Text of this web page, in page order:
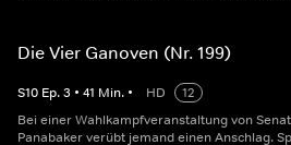
Die Vier Ganoven (Nr. 199)
S10 Ep.3 • 41 Min. • HD
12
Bei einer Wahlkampfveranstaltung von
Panabaker verübt jemand einen Anschlag.